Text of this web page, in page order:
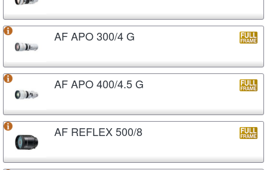
AF APO 300/4 G
AF APO 400/4.5 G
AF REFLEX 500/8